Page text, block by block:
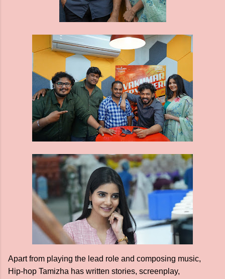
Apart from playing the lead role and composing music,
Hip-hop Tamizha has written stories, screenplay,